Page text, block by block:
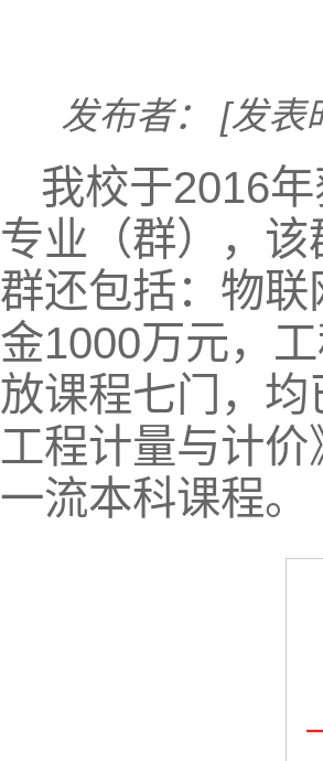
发布者： [发表
我校于2016
专业（群），
群还包括：物
金1000万元，
放课程七门，
工程计量与计
一流本科课程。